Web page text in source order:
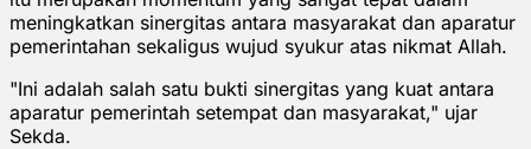
meningkatkan sinergitas antara masyarakat dan aparatur
pemerintahan sekaligus wujud syukur atas nikmat Allah.
"Ini adalah salah satu bukti sinergitas yang kuat antara
aparatur pemerintah setempat dan masyarakat," ujar
Sekda.